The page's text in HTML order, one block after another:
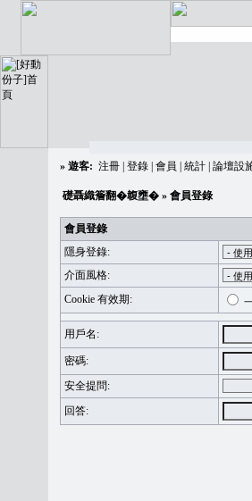
» 遊客: 注冊 登錄 會員 統計 論壇設
礎聶織簷翻�䪖壅� » 會員登錄
會員登錄
隱身登錄:
介面風格:
Cookie 有效期:
用戶名:
密碼:
安全提問:
回答: